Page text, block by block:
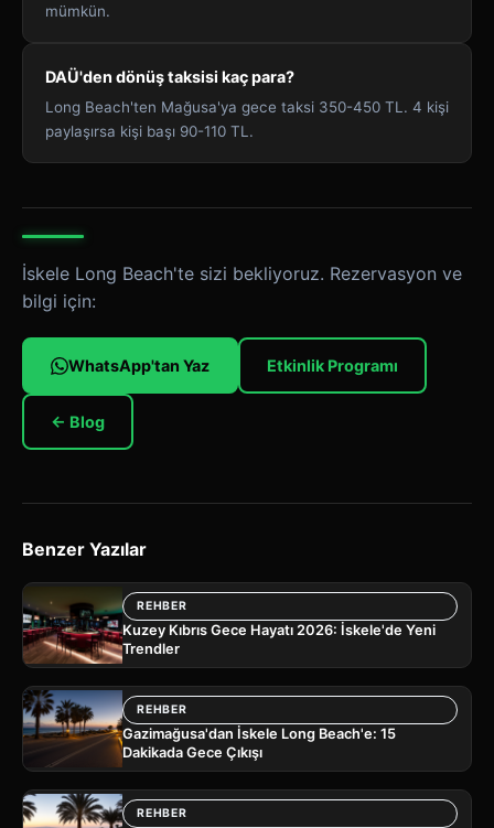
mümkün.
DAÜ'den dönüş taksisi kaç para?
Long Beach'ten Mağusa'ya gece taksi 350-450 TL. 4 kişi
paylaşırsa kişi başı 90-110 TL.
İskele Long Beach'te sizi bekliyoruz. Rezervasyon ve
bilgi için:
WhatsApp'tan Yaz Etkinlik Programı
← Blog
Benzer Yazılar
REHBER
Kuzey Kıbrıs Gece Hayatı 2026: İskele'de Yeni
Trendler
REHBER
Gazimağusa'dan İskele Long Beach'e: 15
Dakikada Gece Çıkışı
REHBER